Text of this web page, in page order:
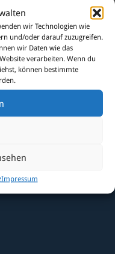
wir Technologien wie
und/oder darauf zuzugreifen.
wir Daten wie das
verarbeiten. Wenn du
können bestimmte
Impressum
als auch am 11.
Teilnahme an einer
bis zum 8.
finden Sie